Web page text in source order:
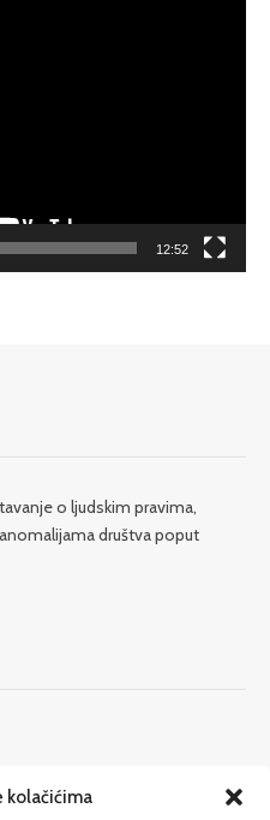
kolačićima
12:52
o ljudskim pravima,
društva poput